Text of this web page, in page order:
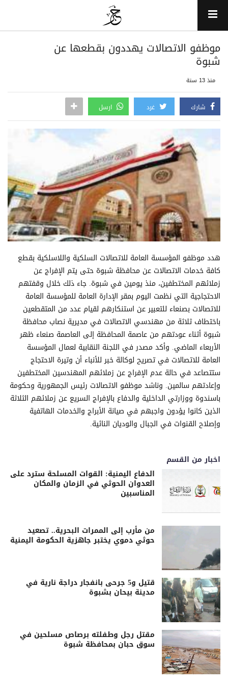
موظفو الاتصالات يهددون بقطعها عن
شبوة
منذ 13 سنة
شارك غرد ارسل
هدد موظفو المؤسسة العامة للاتصالات السلكية واللاسلكية بقطع
كافة خدمات الاتصالات عن محافظة شبوة حتى يتم الإفراج عن
زملائهم المختطفين، منذ يومين في شبوة. جاء ذلك خلال وقفتهم
الاحتجاجية التي نظمت اليوم بمقر الإدارة العامة للمؤسسة العامة
للاتصالات بصنعاء للتعبير عن استنكارهم لقيام عدد من المتقطعين
باختطاف ثلاثة من مهندسي الاتصالات في مديرية نصاب محافظة
شبوة أثناء عودتهم من عاصمة المحافظة إلى العاصمة صنعاء ظهر
الأربعاء الماضي. وأكد مصدر في اللجنة النقابية لعمال المؤسسة
العامة للاتصالات في تصريح لوكالة خبر للأنباء أن وتيرة الاحتجاج
ستتصاعد في حالة عدم الإفراج عن زملائهم المهندسين المختطفين
وإعادتهم سالمين. وناشد موظفو الاتصالات رئيس الجمهورية وحكومة
باسندوة ووزارتي الداخلية والدفاع بالإفراج السريع عن زملائهم الثلاثة
الذين كانوا يؤدون واجبهم في صيانة الأبراج والخدمات الهاتفية
وإصلاح القنوات في الجبال والوديان النائية.
اخبار من القسم
الدفاع اليمنية: القوات المسلحة سترد على
العدوان الحوثي في الزمان والمكان
المناسبين
من مأرب إلى الممرات البحرية.. تصعيد
حوثي دموي يختبر جاهزية الحكومة اليمنية
قتيل و5 جرحى بانفجار دراجة نارية في
مدينة بيحان بشبوة
مقتل رجل وطفلته برصاص مسلحين في
سوق حبان بمحافظة شبوة